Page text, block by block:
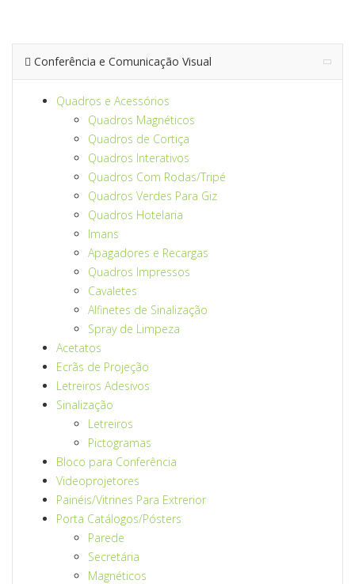
Conferência e Comunicação Visual
Quadros e Acessórios
Quadros Magnéticos
Quadros de Cortiça
Quadros Interativos
Quadros Com Rodas/Tripé
Quadros Verdes Para Giz
Quadros Hotelaria
Imans
Apagadores e Recargas
Quadros Impressos
Cavaletes
Alfinetes de Sinalização
Spray de Limpeza
Acetatos
Ecrãs de Projeção
Letreiros Adesivos
Sinalização
Letreiros
Pictogramas
Bloco para Conferência
Videoprojetores
Painéis/Vitrines Para Extrerior
Porta Catálogos/Pósters
Parede
Secretária
Magnéticos